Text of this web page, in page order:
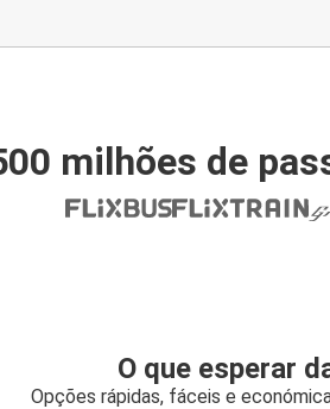
milhões de
O que esperar
Opções rápidas, fáceis e